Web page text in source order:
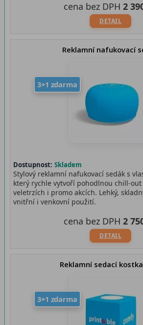
DETAIL
cena bez DPH 2
Reklamní nafukovací
3+1 zdarma
Dostupnost: Skladem
Stylový reklamní nafukovací sedák s
který rychle vytvoří pohodlnou chill-
veletrzích i promo akcích. Lehký,
vnitřní i venkovní použití.
DETAIL
cena bez DPH 2
Reklamní sedací
3+1 zdarma